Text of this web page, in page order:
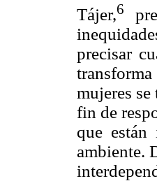
Tájer,6
precisar
mujeres
fin de
que
ambiente.